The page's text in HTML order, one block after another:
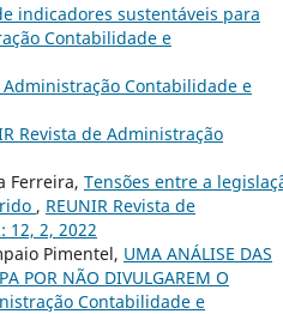
indicadores sustentáveis para
Contabilidade e
Administração Contabilidade e
Revista de Administração
Ferreira, Tensões entre a
, REUNIR Revista de
12, 2, 2022
Pimentel, UMA ANÁLISE DAS
POR NÃO DIVULGAREM O
Contabilidade e